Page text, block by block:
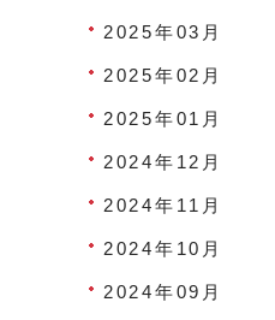
2025年03月
2025年02月
2025年01月
2024年12月
2024年11月
2024年10月
2024年09月